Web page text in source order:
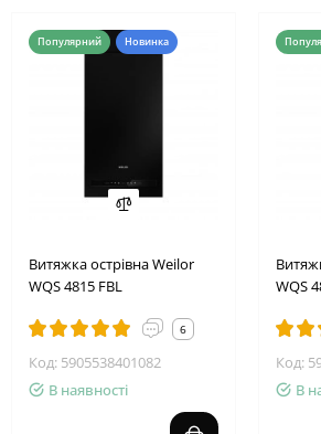
Популярний Новинка
Витяжка острівна Weilor
WQS 4815 FBL
6
Код: 5905538401082
В наявності
WQS
Код:
В